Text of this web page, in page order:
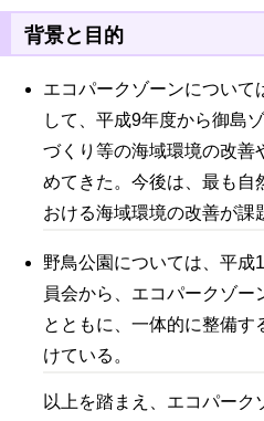
背景と目的
エコパークゾーンについて
して、平成9年度から御島
づくり等の海域環境の改善
めてきた。今後は、最も自
おける海域環境の改善が課
野鳥公園については、平成
員会から、エコパークゾー
とともに、一体的に整備す
けている。
以上を踏まえ、エコパー